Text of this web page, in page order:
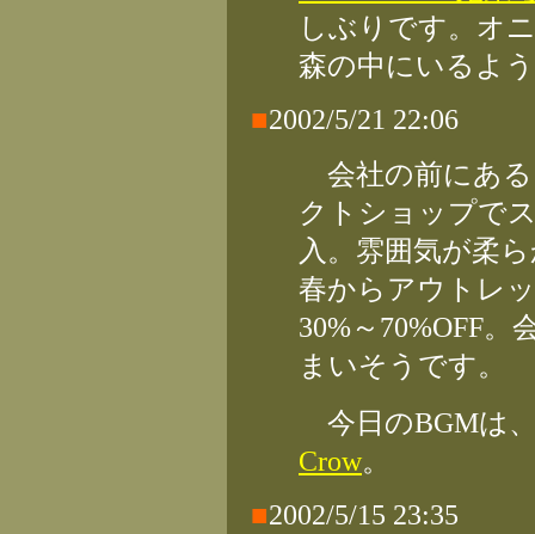
しぶりです。オ
森の中にいるよ
■2002/5/21 22:06
会社の前にある
クトショップで
入。雰囲気が柔
春からアウトレ
30%～70%OFF
まいそうです。
今日のBGMは
Crow。
■2002/5/15 23:35